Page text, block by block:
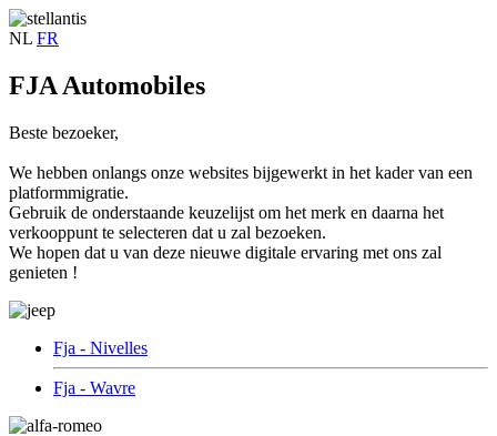
NL FR
FJA Automobiles
Beste bezoeker,
We hebben onlangs onze websites bijgewerkt in het kader van een
platformmigratie.
Gebruik de onderstaande keuzelijst om het merk en daarna het
verkooppunt te selecteren dat u zal bezoeken.
We hopen dat u van deze nieuwe digitale ervaring met ons zal
genieten !
Fja - Nivelles
Fja - Wavre